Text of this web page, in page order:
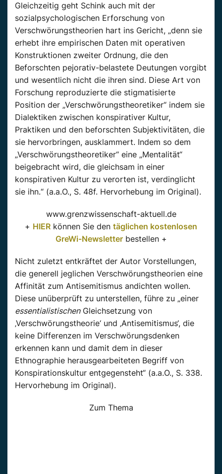
Gleichzeitig geht Schink auch mit der
sozialpsychologischen Erforschung von
Verschwörungstheorien hart ins Gericht, „denn sie
erhebt ihre empirischen Daten mit operativen
Konstruktionen zweiter Ordnung, die den
Beforschten pejorativ-belastete Deutungen vorgibt
und wesentlich nicht die ihren sind. Diese Art von
Forschung reproduzierte die stigmatisierte
Position der „Verschwörungstheoretiker“ indem sie
Dialektiken zwischen konspirativer Kultur,
Praktiken und den beforschten Subjektivitäten, die
sie hervorbringen, ausklammert. Indem so dem
„Verschwörungstheoretiker“ eine „Mentalität“
beigebracht wird, die gleichsam in einer
konspirativen Kultur zu verorten ist, verdinglicht
sie ihn.“ (a.a.O., S. 48f. Hervorhebung im Original).
www.grenzwissenschaft-aktuell.de
+ HIER können Sie den täglichen kostenlosen
GreWi-Newsletterbestellen +
Nicht zuletzt entkräftet der Autor Vorstellungen,
die generell jeglichen Verschwörungstheorien eine
Affinität zum Antisemitismus andichten wollen.
Diese unüberprüft zu unterstellen, führe zu „einer
essentialistischenGleichsetzung von
‚Verschwörungstheorie‘ und ‚Antisemitismus‘, die
keine Differenzen im Verschwörungsdenken
erkennen kann und damit dem in dieser
Ethnographie herausgearbeiteten Begriff von
Konspirationskultur entgegensteht“ (a.a.O., S. 338.
Hervorhebung im Original).
Zum Thema